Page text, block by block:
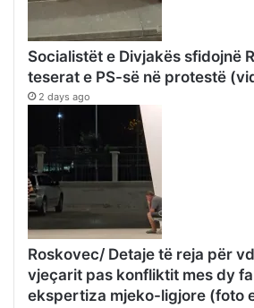
Socialistët e Divjakës sfidojnë
teserat e PS-së në protestë
2 days ago
Roskovec/ Detaje të reja për
vjeçarit pas konfliktit mes dy
ekspertiza mjeko-ligjore (foto